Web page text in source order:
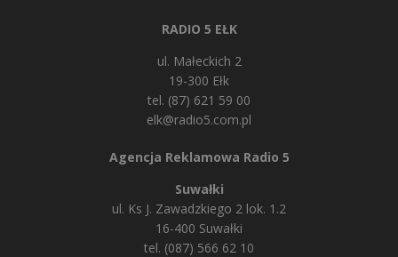
RADIO 5 EŁK
ul. Małeckich 2
19-300 Ełk
tel. (87) 621 59 00
elk@radio5.com.pl
Agencja Reklamowa Radio 5
Suwałki
ul. Ks J. Zawadzkiego 2 lok. 1.2
16-400 Suwałki
tel. (087) 566 62 10